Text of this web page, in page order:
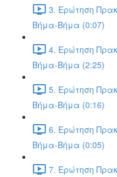
3. Ερώτηση
Βήμα-Βήμα (0:07)
4. Ερώτηση
Βήμα-Βήμα (2:25)
5. Ερώτηση
Βήμα-Βήμα (0:16)
6. Ερώτηση
Βήμα-Βήμα (0:05)
7. Ερώτηση